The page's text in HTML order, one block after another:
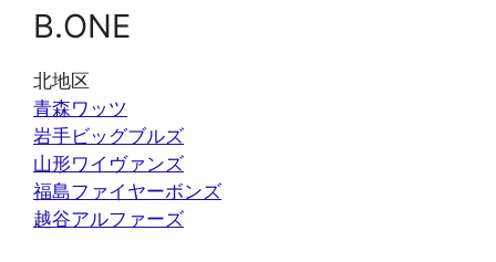
B.ONE
北地区
青森ワッツ
岩手ビッグブルズ
山形ワイヴァンズ
福島ファイヤーボンズ
越谷アルファーズ